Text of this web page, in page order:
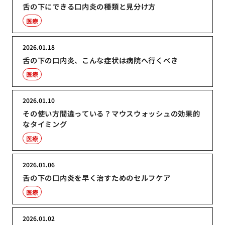
舌の下にできる口内炎の種類と見分け方
医療
舌の下の口内炎、こんな症状は病院へ行くべき
2026.01.18
医療
その使い方間違っている？マウスウォッシュの効果的
なタイミング
2026.01.10
医療
舌の下の口内炎を早く治すためのセルフケア
2026.01.06
医療
2026.01.02